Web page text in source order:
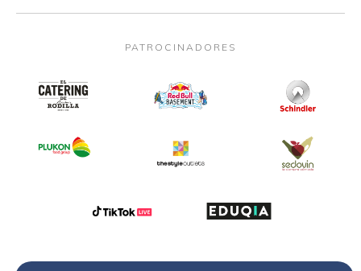
PATROCINADORES